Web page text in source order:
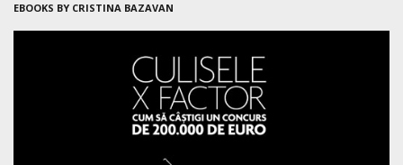
EBOOKS BY CRISTINA BAZAVAN